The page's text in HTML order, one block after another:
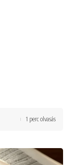
1 perc olvasás